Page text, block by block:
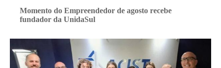
Momento do Empreendedor de agosto recebe
fundador da UnidaSul